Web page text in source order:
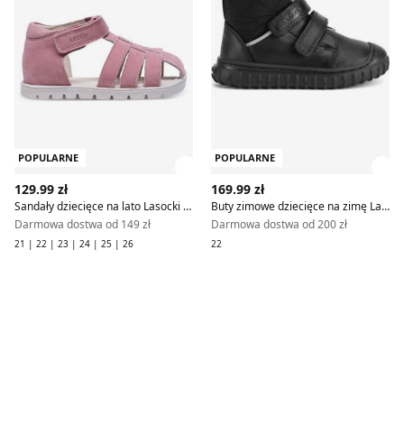
POPULARNE
129.99 zł
Sandały dziecięce na lato Lasocki Kids
Darmowa dostwa od 149 zł
21 | 22 | 23 | 24 | 25 | 26
POPULARNE
169.99 zł
Buty zimowe dziecięce na zimę Lasocki Kids
Darmowa dostwa od 200 zł
22